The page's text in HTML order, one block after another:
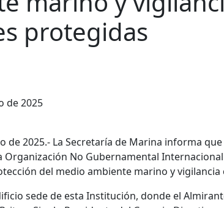
protegidas
de 2025
de 2025.- La Secretaría de Marina informa
Organización No Gubernamental Internacional
del medio ambiente marino y
sede de esta Institución, donde el